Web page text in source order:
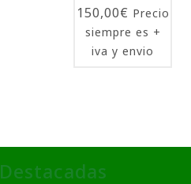
150,00€ Precio
siempre es +
iva y envio